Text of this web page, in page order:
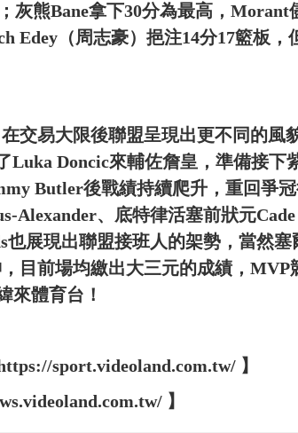
灰熊Bane拿下30分為最高，Morant
Edey（周志豪）挹注14分17籃板，
交易大限後聯盟呈現出更不同的風
Luka Doncic來輔佐詹皇，準備接下
Butler後戰績持續爬升，重回爭
Alexander、底特律活塞前狀元
展現出聯盟接班人的架勢，當然塞
目前場均繳出大三元的成績，MVP
來體育台！
sport.videoland.com.tw/ 】
】